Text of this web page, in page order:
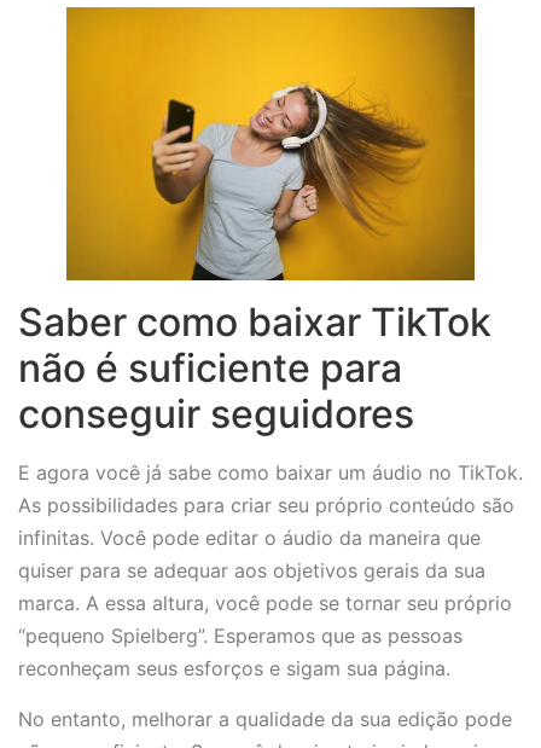
Saber como baixar TikTok
não é suficiente para
conseguir seguidores
E agora você já sabe como baixar um áudio no TikTok.
As possibilidades para criar seu próprio conteúdo são
infinitas. Você pode editar o áudio da maneira que
quiser para se adequar aos objetivos gerais da sua
marca. A essa altura, você pode se tornar seu próprio
“pequeno Spielberg”. Esperamos que as pessoas
reconheçam seus esforços e sigam sua página.
No entanto, melhorar a qualidade da sua edição pode